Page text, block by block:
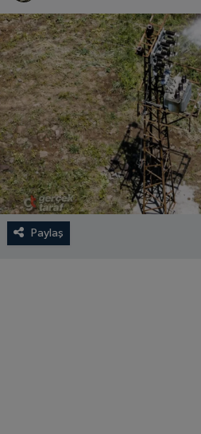
Paylaş
EKONOMİ
TEKNOLOJİ
YAŞAM
YEMEK